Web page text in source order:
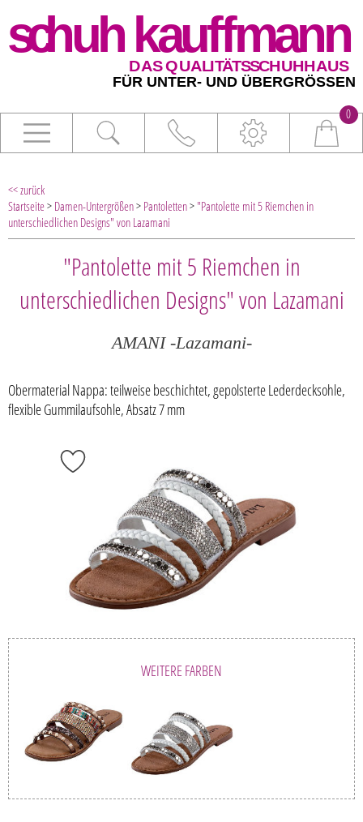
0
<< zurück
Startseite> Damen-Untergrößen> Pantoletten> "Pantolette mit 5 Riemchen in
unterschiedlichen Designs" von Lazamani
"Pantolette mit 5 Riemchen in
unterschiedlichen Designs" von Lazamani
AMANI -Lazamani-
Obermaterial Nappa: teilweise beschichtet, gepolsterte Lederdecksohle,
flexible Gummilaufsohle, Absatz 7 mm
WEITERE FARBEN